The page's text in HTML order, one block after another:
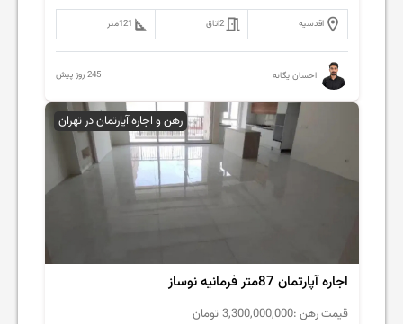
اقدسیه 2اتاق 121متر
احسان یگانه 245 روز پیش
رهن و اجاره آپارتمان در تهران
اجاره آپارتمان 87متر فرمانیه نوساز
قیمت رهن :3,300,000,000 تومان